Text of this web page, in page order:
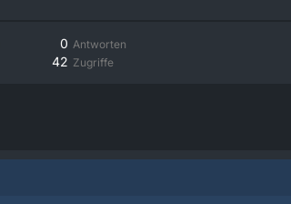
Antworten
0
Zugriffe
42